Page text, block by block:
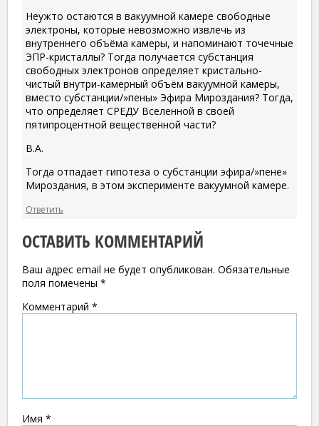
Неужто остаются в вакуумной камере свободные
электроны, которые невозможно извлечь из
внутреннего объёма камеры, и напоминают точечные
ЭПР-кристаллы? Тогда получается субстанция
свободных электронов определяет кристально-
чистый внутри-камерный объём вакуумной камеры,
вместо субстанции/»пены» Эфира Мироздания? Тогда,
что определяет СРЕДУ Вселенной в своей
пятипроцентной вещественной части?
В.А.
Тогда отпадает гипотеза о субстанции эфира/»пене»
Мироздания, в этом эксперименте вакуумной камере.
Ответить
ОСТАВИТЬ КОММЕНТАРИЙ
Ваш адрес email не будет опубликован. Обязательные
поля помечены *
Комментарий *
Имя *